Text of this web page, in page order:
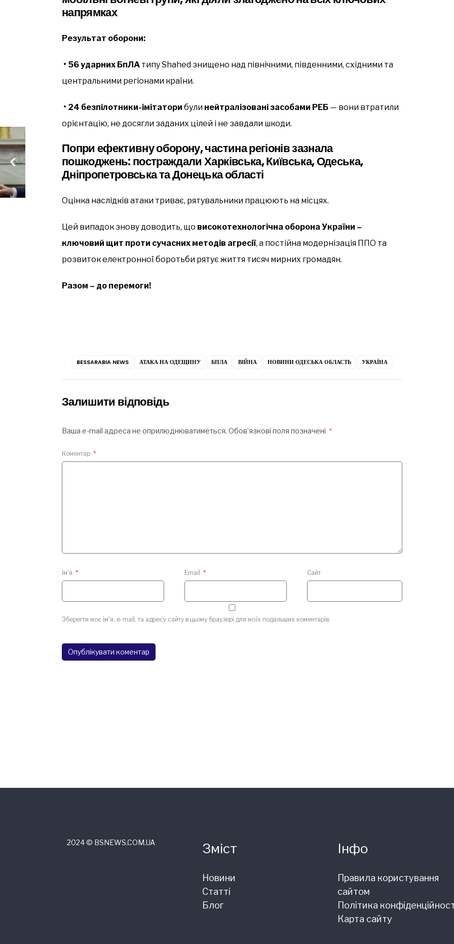
напрямках
Результат оборони:
• 56 ударних БпЛА типу Shahed знищено над північними, південними, східними та
центральними регіонами країни.
• 24 безпілотники-імітатори були нейтралізовані засобами РЕБ — вони втратили
орієнтацію, не досягли заданих цілей і не завдали шкоди.
Попри ефективну оборону, частина регіонів зазнала
пошкоджень: постраждали Харківська, Київська, Одеська,
Дніпропетровська та Донецька області
Оцінка наслідків атаки триває, рятувальники працюють на місцях.
Цей випадок знову доводить, що високотехнологічна оборона України –
ключовий щит проти сучасних методів агресії, а постійна модернізація ППО та
розвиток електронної боротьби рятує життя тисяч мирних громадян.
Разом – до перемоги!
BESSARABIA NEWS АТАКА НА ОДЕЩИНУ БПЛА ВІЙНА НОВИНИ ОДЕСЬКА ОБЛАСТЬ УКРАЇНА
Залишити відповідь
Ваша e-mail адреса не оприлюднюватиметься. Обов’язкові поля позначені *
Коментар *
Ім'я * Email * Сайт
Зберегти моє ім'я, e-mail, та адресу сайту в цьому браузері для моїх подальших коментарів.
2024 © ВSNEWS.COM.UA Зміст
Новини
Статті
Блог
Інфо
Правила користування
сайтом
Політика
Карта сайту